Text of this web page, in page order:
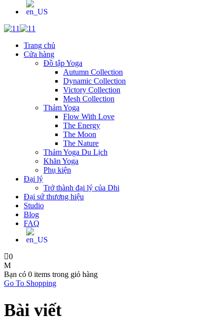
Trang chủ
Cửa hàng
Đồ tập Yoga
Autumn Collection
Dynamic Collection
Victory Collection
Mesh Collection
Thảm Yoga
Flow With Love
The Energy
The Moon
The Nature
Thảm Yoga Du Lịch
Khăn Yoga
Phụ kiện
Đại lý
Trở thành đại lý của Dhi
Đại sứ thương hiệu
Studio
Blog
FAQ
0
Bạn có 0 items trong giỏ hàng
Go To Shopping
Bài viết